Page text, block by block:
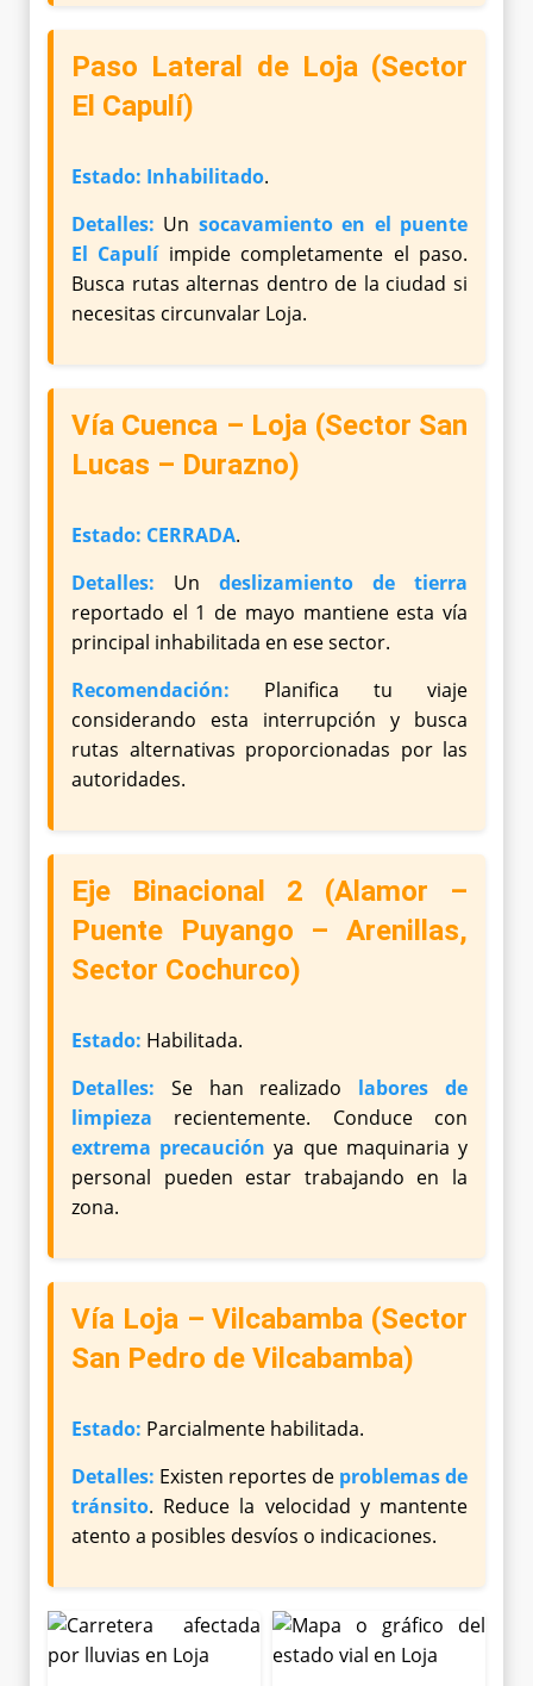
Paso Lateral de Loja (Sector
El Capulí)
Estado: Inhabilitado.
Detalles: Un socavamiento en el puente
El Capulíimpide completamente el paso.
Busca rutas alternas dentro de la ciudad si
necesitas circunvalar Loja.
Vía Cuenca – Loja (Sector San
Lucas – Durazno)
Estado: CERRADA.
Detalles: Un deslizamiento de tierra
reportado el 1 de mayo mantiene esta vía
principal inhabilitada en ese sector.
Recomendación: Planifica tu viaje
considerando esta interrupción y busca
rutas alternativas proporcionadas por las
autoridades.
Eje Binacional 2 (Alamor –
Puente Puyango – Arenillas,
Sector Cochurco)
Estado: Habilitada.
Detalles: Se han realizado labores de
limpieza recientemente. Conduce con
extrema precaución ya que maquinaria y
personal pueden estar trabajando en la
zona.
Vía Loja – Vilcabamba (Sector
San Pedro de Vilcabamba)
Estado: Parcialmente habilitada.
Detalles: Existen reportes de problemas de
tránsito. Reduce la velocidad y mantente
atento a posibles desvíos o indicaciones.